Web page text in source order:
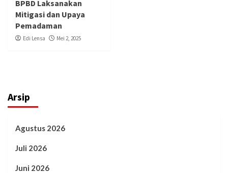
BPBD Laksanakan
Mitigasi dan Upaya
Pemadaman
Edi Lensa Mei 2, 2025
Arsip
Agustus 2026
Juli 2026
Juni 2026